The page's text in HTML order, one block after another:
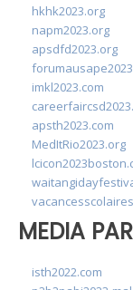
hkhk2023.org
napm2023.org
apsdfd2023.org
imkl2023.com
apsth2023.com
MedItRio2023.org
MEDIA
isth2022.com